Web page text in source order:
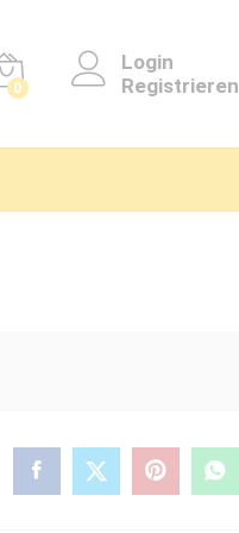
0
Login
Registrieren